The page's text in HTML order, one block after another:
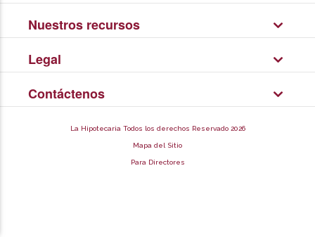
Nuestros recursos
Legal
Contáctenos
La Hipotecaria Todos los derechos Reservado 2026
Mapa del Sitio
Para Directores